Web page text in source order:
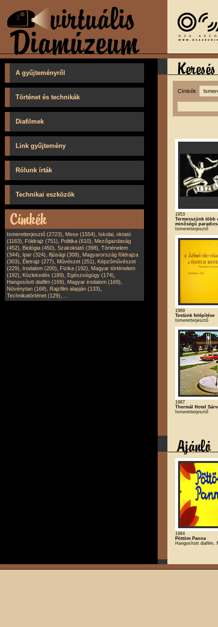
A gyűjteményről
Történet és technikák
Diafilmek
Link gyűjtemény
Rólunk írták
Technikai eszközök
Ismeretterjesztő (2723), Mese (1554), Iskolai, oktató
(1163), Földrajz (751), Politika (610), Mezőgazdaság
(452), Biológia (450), Szakoktató (398), Történelem
(344), Ipar (324), Ifjúsági (308), Magyarország földrajza
(303), Életrajz (277), Művészet (251), Képzőművészet
(229), Irodalom (200), Fizika (192), Magyar történelem
(192), Közlekedés (189), Egészségügy (174),
Hangosított diafilm (169), Magyar irodalom (169),
Növénytan (168), Rajzfilm alapján (133),
Technikatörténet (129),
Címkék:
1953
Termesszünk több
minőségű
Ismeretterjesztő
1989
Testünk felépítése
Ismeretterjesztő
1987
Thermál Hotel
Ismeretterjesztő
1984
Pöttöm Panna
Hangosított diafilm,